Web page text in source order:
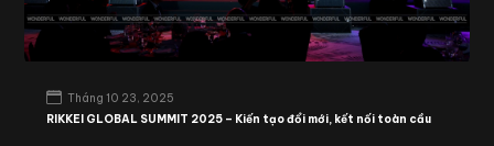
Tháng 10 23, 2025
RIKKEI GLOBAL SUMMIT 2025 – Kiến tạo đổi mới, kết nối toàn cầu